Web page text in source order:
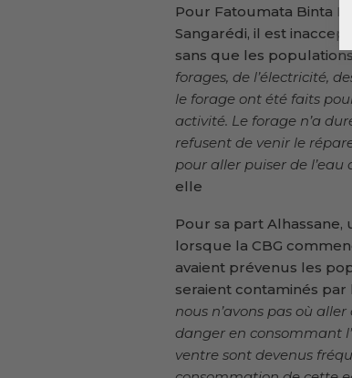
Pour Fatoumata Binta
Sangarédi, il est
sans que les
forages, de l’électricité,
le forage ont été faits
activité. Le forage n’a
refusent de venir le
pour aller puiser de l’eau
elle
Pour sa part
lorsque la CBG
avaient prévenus les
seraient contaminés par
nous n’avons pas où
danger en consommant
ventre sont devenus